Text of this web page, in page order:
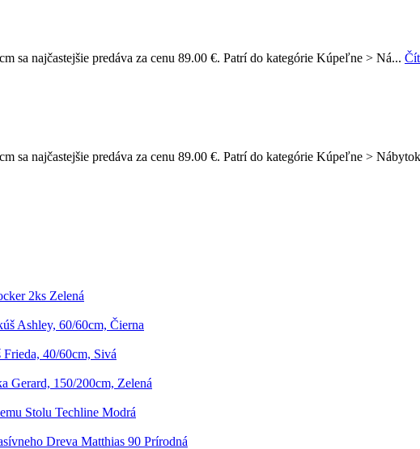
sa najčastejšie predáva za cenu 89.00 €. Patrí do kategórie Kúpeľne > Ná...
sa najčastejšie predáva za cenu 89.00 €. Patrí do kategórie Kúpeľne >
2ks Zelená
Ashley, 60/60cm, Čierna
40/60cm, Sivá
Gerard, 150/200cm, Zelená
Stolu Techline Modrá
Dreva Matthias 90 Prírodná